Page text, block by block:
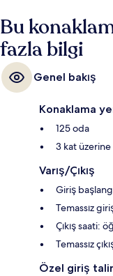
Bu
fazla bilgi
Genel bakış
Konaklama
125 oda
3 kat
Varış/Çıkış
Giriş
Temassız
Çıkış saati:
Temassız
Özel giriş